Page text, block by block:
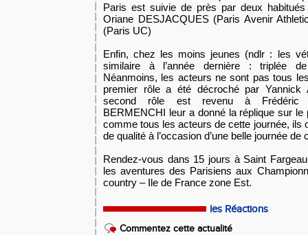
Paris est suivie de près par deux
Oriane DESJACQUES (Paris Avenir
(Paris UC)
Enfin, chez les moins jeunes (ndlr : les
similaire à l’année dernière : triplée
Néanmoins, les acteurs ne sont pas tous
premier rôle a été décroché par Yannick
second rôle est revenu à Frédéric
BERMENCHI leur a donné la réplique sur le
comme tous les acteurs de cette journée, ils
de qualité à l’occasion d’une belle journée de
Rendez-vous dans 15 jours à Saint
les aventures des Parisiens aux
country – Ile de France zone Est.
les Réactions
Commentez cette actualité